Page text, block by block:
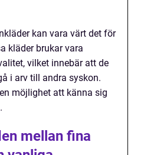
kan vara värt det för
kläder brukar vara
vilket innebär att de
i arv till andra syskon.
möjlighet att känna sig
mellan fina